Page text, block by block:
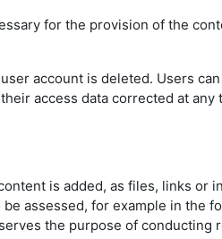
for the provision of the
account is deleted. Users
access data corrected at
is added, as files, links
assessed, for example in
the purpose of conducting